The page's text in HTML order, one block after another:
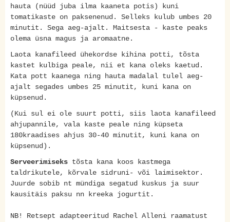
hauta (nüüd juba ilma kaaneta potis) kuni
tomatikaste on paksenenud. Selleks kulub umbes 20
minutit. Sega aeg-ajalt. Maitsesta - kaste peaks
olema üsna magus ja aromaatne.
Laota kanafileed ühekordse kihina potti, tõsta
kastet kulbiga peale, nii et kana oleks kaetud.
Kata pott kaanega ning hauta madalal tulel aeg-
ajalt segades umbes 25 minutit, kuni kana on
küpsenud.
(Kui sul ei ole suurt potti, siis laota kanafileed
ahjupannile, vala kaste peale ning küpseta
180kraadises ahjus 30-40 minutit, kuni kana on
küpsenud).
Serveerimiseks tõsta kana koos kastmega
taldrikutele, kõrvale sidruni- või laimisektor.
Juurde sobib nt mündiga segatud kuskus ja suur
kausitäis paksu nn kreeka jogurtit.
NB! Retsept adapteeritud Rachel Alleni raamatust